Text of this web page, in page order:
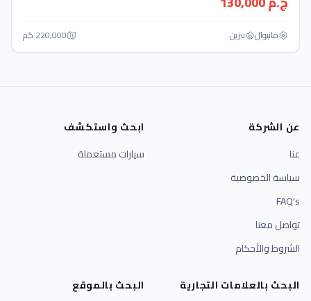
مانيوال بنزين 220,000 كم
عن الشركة
عنا
سياسة الخصوصية
FAQ's
تواصل معنا
الشروط والأحكام
ابحث واستكشف
سيارات مستعملة
البحث بالعلامات التجارية
البحث بالموقع